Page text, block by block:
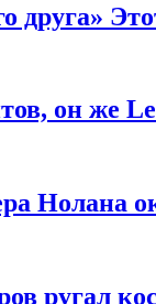
друга»
он же
Нолана
ругал